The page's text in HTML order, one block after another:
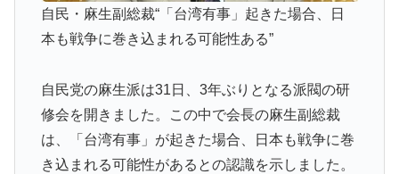
自民・麻生副総裁“「台湾有事」起きた場合、日
本も戦争に巻き込まれる可能性ある”
自民党の麻生派は31日、3年ぶりとなる派閥の研
修会を開きました。この中で会長の麻生副総裁
は、「台湾有事」が起きた場合、日本も戦争に巻
き込まれる可能性があるとの認識を示しました。